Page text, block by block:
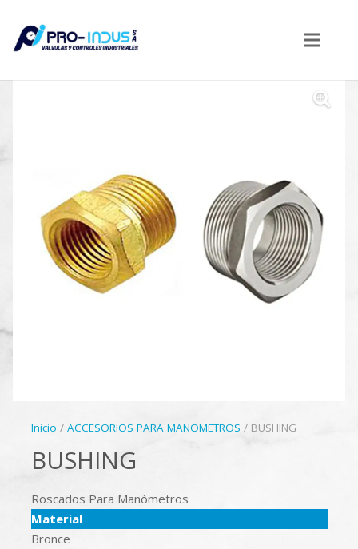
Inicio / ACCESORIOS PARA MANOMETROS / BUSHING
BUSHING
Roscados Para Manómetros
Material
Bronce